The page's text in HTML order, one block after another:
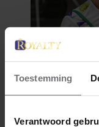
Toestemming
Verantwoord